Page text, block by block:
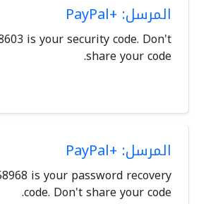
المرسل: +PayPal
is your security code. Don't
share your code.
المرسل: +PayPal
is your password recovery
code. Don't share your code.